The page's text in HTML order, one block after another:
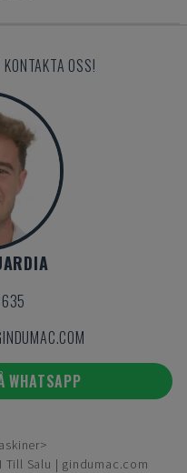
OSS!
WHATSAPP
Till Salu | gindumac.com